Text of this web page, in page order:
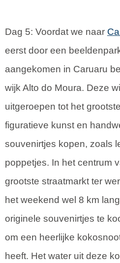
Dag 5: Voordat we naar
eerst door een
aangekomen in Caruaru
wijk Alto do Moura. Deze
uitgeroepen tot het
figuratieve kunst en
souvenirtjes kopen, zoals
poppetjes. In het centrum
grootste straatmarkt ter
het weekend wel 8 km
originele souvenirtjes te
om een heerlijke
heeft. Het water uit deze